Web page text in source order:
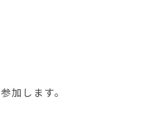
加します。